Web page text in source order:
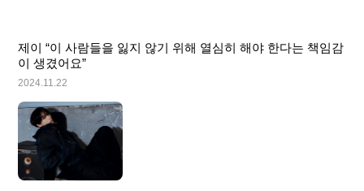
제이 “이 사람들을 잃지 않기 위해 열심히 해야 한다는 책임감
이 생겼어요”
2024.11.22